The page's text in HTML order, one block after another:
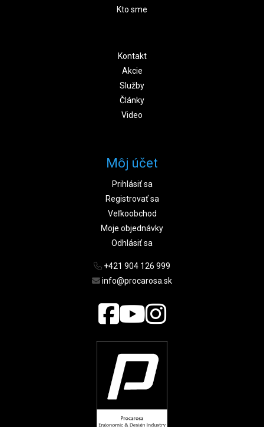
Kto sme
Kontakt
Akcie
Služby
Články
Video
Môj účet
Prihlásiť sa
Registrovať sa
Veľkoobchod
Moje objednávky
Odhlásiť sa
+421 904 126 999
info@procarosa.sk